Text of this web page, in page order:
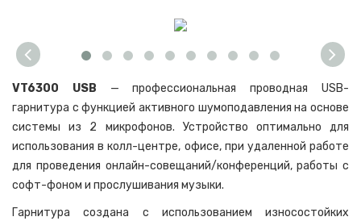
VT6300 USB — профессиональная проводная USB-
гарнитура с функцией активного шумоподавления на основе
системы из 2 микрофонов. Устройство оптимально для
использования в колл-центре, офисе, при удаленной работе
для проведения онлайн-совещаний/конференций, работы с
софт-фоном и прослушивания музыки.
Гарнитура создана с использованием износостойких